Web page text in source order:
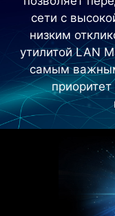
Ethernet-
позволяет
сети с
низким
утилитой LAN
самым
приоритет